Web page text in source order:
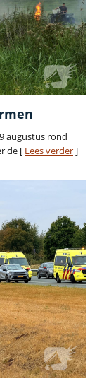
augustus rond
de [ Lees verder]